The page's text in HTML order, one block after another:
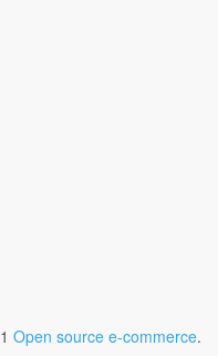
Open source e-commerce.